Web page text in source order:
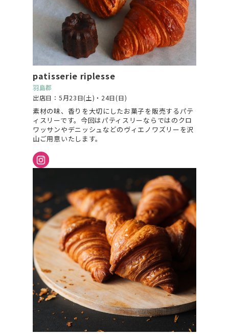
patisserie riplesse
羽島郡
出店日：5月23日(土)・24日(日)
素材の味、香りを大切にしたお菓子を販売するパテ
ィスリーです。今回はパティスリーならではのクロ
ワッサンやデニッシュなどのヴィエノワズリーを沢
山ご用意いたします。